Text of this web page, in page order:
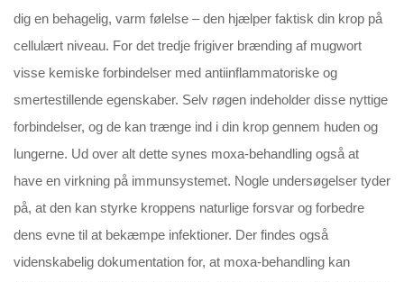
dig en behagelig, varm følelse – den hjælper faktisk din krop på
cellulært niveau. For det tredje frigiver brænding af mugwort
visse kemiske forbindelser med antiinflammatoriske og
smertestillende egenskaber. Selv røgen indeholder disse nyttige
forbindelser, og de kan trænge ind i din krop gennem huden og
lungerne. Ud over alt dette synes moxa-behandling også at
have en virkning på immunsystemet. Nogle undersøgelser tyder
på, at den kan styrke kroppens naturlige forsvar og forbedre
dens evne til at bekæmpe infektioner. Der findes også
videnskabelig dokumentation for, at moxa-behandling kan